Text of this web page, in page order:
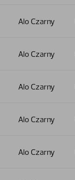
Alo Czarny
Alo Czarny
Alo Czarny
Alo Czarny
Alo Czarny